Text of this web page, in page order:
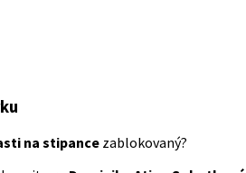
na stipance zablokovaný?